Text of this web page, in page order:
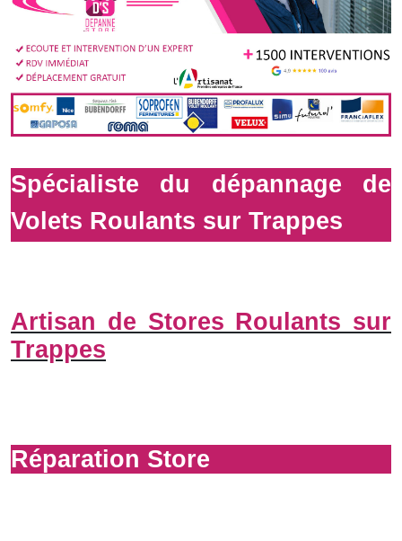
Spécialiste du dépannage de
Volets Roulants sur Trappes
Artisan de Stores Roulants sur
Trappes
Réparation Store